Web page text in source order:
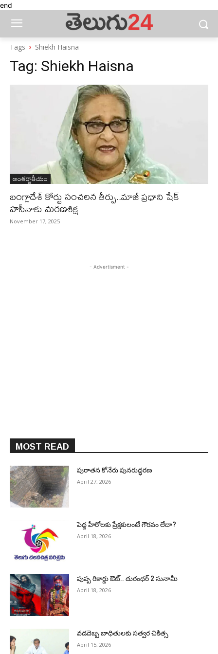
end
Tags Shiekh Haisna
Tag: Shiekh Haisna
అంతర్జాతీయం
బంగ్లాదేశ్ కోర్టు సంచలన తీర్పు..మాజీ ప్రధాని షేక్‌
హసీనాకు మరణశిక్ష
November 17, 2025
- Advertisment -
MOST READ
పురాత‌న కోనేరు పున‌రుద్ధ‌ర‌ణ
April 27, 2026
పెద్ద హీరోల‌కు ప్రేక్ష‌కులంటే గౌర‌వం లేదా?
April 18, 2026
పుష్ప రికార్డు ఔట్‌.. దురంధ‌ర్ 2 సునామీ
April 18, 2026
వడదెబ్బ బాధితులకు సత్వర చికిత్స
April 15, 2026